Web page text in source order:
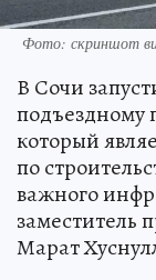
Фото: скриншот
В Сочи
подъездному
который
по
важного
заместитель
Марат